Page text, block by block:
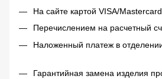
На сайте картой VISA/Mastercard
Перечислением на расчетный
Наложенный платеж в
Гарантийная замена изделия